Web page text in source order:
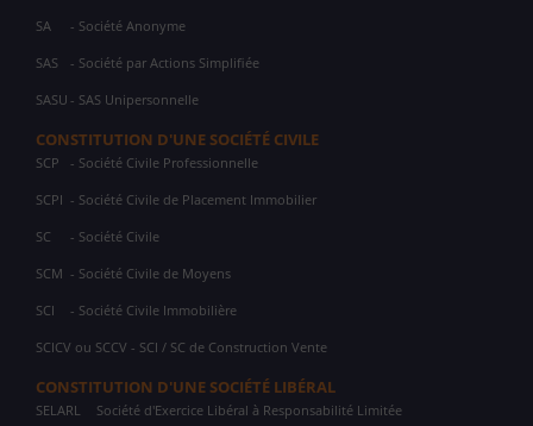
SA - Société Anonyme
SAS - Société par Actions Simplifiée
SASU - SAS Unipersonnelle
CONSTITUTION D'UNE SOCIÉTÉ CIVILE
SCP - Société Civile Professionnelle
SCPI - Société Civile de Placement Immobilier
SC - Société Civile
SCM - Société Civile de Moyens
SCI - Société Civile Immobilière
SCICV ou SCCV - SCI / SC de Construction Vente
CONSTITUTION D'UNE SOCIÉTÉ LIBÉRAL
SELARL Société d'Exercice Libéral à Responsabilité Limitée